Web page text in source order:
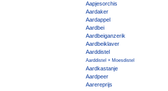
Aapjesorchis
Aardaker
Aardappel
Aardbei
Aardbeiganzerik
Aardbeiklaver
Aarddistel
Aarddistel × Moesdistel
Aardkastanje
Aardpeer
Aarereprijs